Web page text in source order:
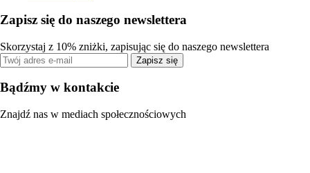
Zapisz się do naszego newslettera
Skorzystaj z 10% zniżki, zapisując się do naszego newslettera
Zapisz się
Bądźmy w kontakcie
Znajdź nas w mediach społecznościowych